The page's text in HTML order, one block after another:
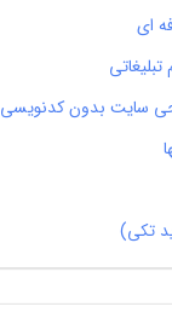
ای
سایت بدون کدنویسی
تکی)